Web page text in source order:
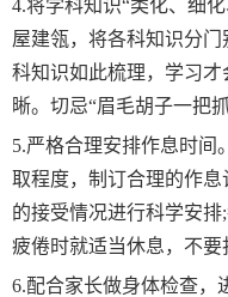
4.将学科知识“类化、细
屋建瓴，将各科知识分
科知识如此梳理，学习
晰。切忌“眉毛胡子一把抓
5.严格合理安排作息时间
取程度，制订合理的作
的接受情况进行科学安
疲倦时就适当休息，不要
6.配合家长做身体检查，